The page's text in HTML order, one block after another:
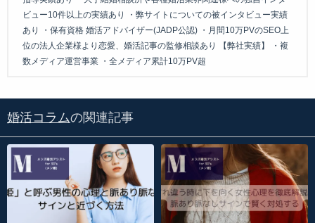
ビュー10件以上の実績あり ・弊サイトについての被インタビュー実績
あり ・保有資格 婚活アドバイザー(JADP公認) ・月間10万PVのSEO上
位の法人企業様より恋愛、婚活記事の監修相談あり 【弊社実績】 ・複
数メディア運営事業 ・全メディア累計10万PV超
婚活コラムの関連記事